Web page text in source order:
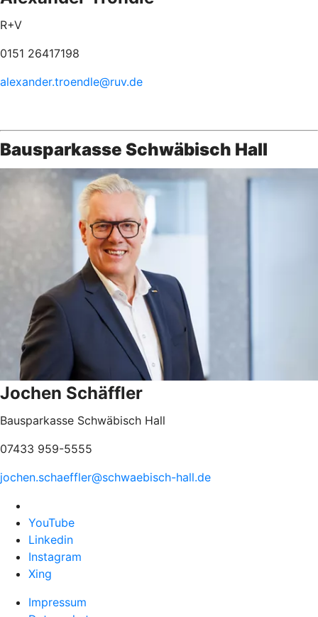
R+V
0151 26417198
alexander.troendle@ruv.de
Bausparkasse Schwäbisch Hall
Jochen Schäffler
Bausparkasse Schwäbisch Hall
07433 959-5555
jochen.schaeffler@schwaebisch-hall.de
YouTube
Linkedin
Instagram
Xing
Impressum